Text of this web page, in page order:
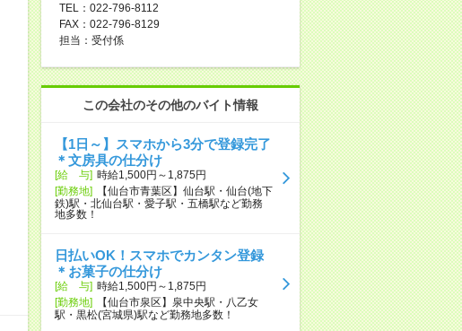
TEL：022-796-8112
FAX：022-796-8129
担当：受付係
この会社のその他のバイト情報
【1日～】スマホから3分で登録完了
＊文房具の仕分け
[給 与] 時給1,500円～1,875円
[勤務地]
【仙台市青葉区】仙台駅・仙台(地下
鉄)駅・北仙台駅・愛子駅・五橋駅など勤務
地多数！
日払いOK！スマホでカンタン登録
＊お菓子の仕分け
[給 与] 時給1,500円～1,875円
[勤務地]
【仙台市泉区】泉中央駅・八乙女
駅・黒松(宮城県)駅など勤務地多数！